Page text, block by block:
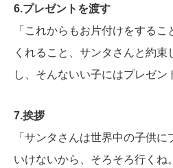
6.プレゼントを渡す
「これからもお片付けをする
くれること、サンタさんと約
し、そんないい子にはプレゼン
7.挨拶
「サンタさんは世界中の子供
いけないから、そろそろ行くね